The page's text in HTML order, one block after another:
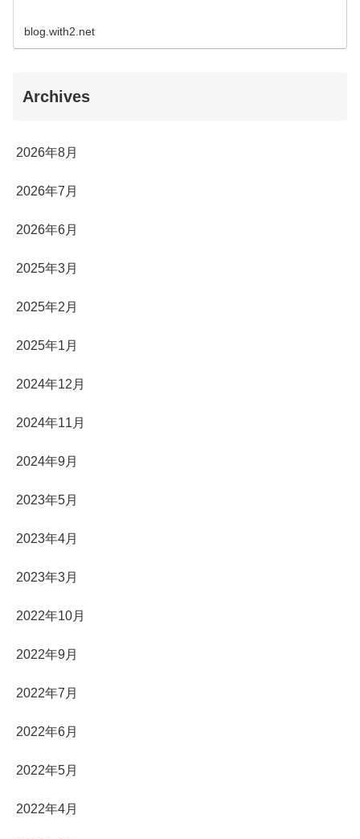
blog.with2.net
Archives
2026年8月
2026年7月
2026年6月
2025年3月
2025年2月
2025年1月
2024年12月
2024年11月
2024年9月
2023年5月
2023年4月
2023年3月
2022年10月
2022年9月
2022年7月
2022年6月
2022年5月
2022年4月